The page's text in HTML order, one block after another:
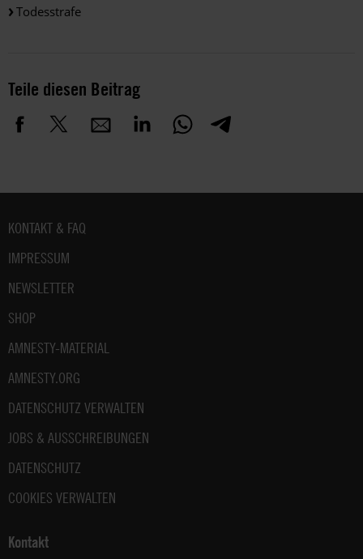
Todesstrafe
Teile diesen Beitrag
Fußbereich
KONTAKT & FAQ
IMPRESSUM
NEWSLETTER
SHOP
AMNESTY-MATERIAL
AMNESTY.ORG
DATENSCHUTZ VERWALTEN
JOBS & AUSSCHREIBUNGEN
DATENSCHUTZ
COOKIES VERWALTEN
Kontakt